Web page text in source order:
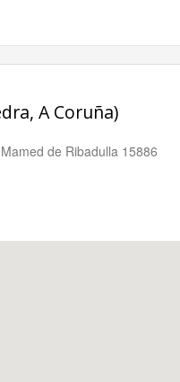
A Coruña)
de Ribadulla 15886